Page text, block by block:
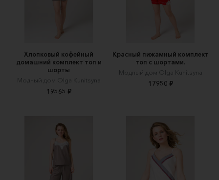
Хлопковый кофейный
домашний комплект топ и
шорты
Модный дом Olga Kunitsyna
19565 ₽
Красный пижамный комплект
топ с шортами.
Модный дом Olga Kunitsyna
17950 ₽